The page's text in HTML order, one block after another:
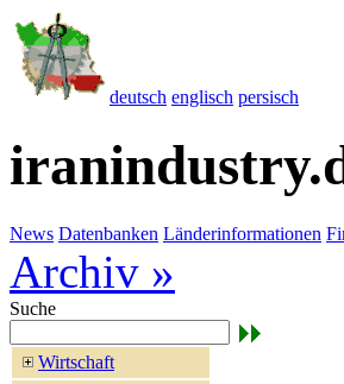
deutsch englisch persisch
News Datenbanken Länderinformationen
Archiv »
Suche
Wirtschaft